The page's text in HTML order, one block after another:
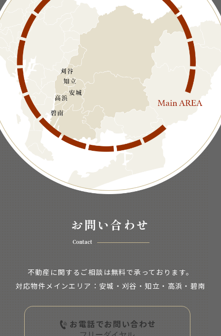
お問い合わせ
Contact
不動産に関するご相談は無料で承っております。
対応物件メインエリア：安城・刈谷・知立・ 高浜・碧南
お電話でお問い合わせ